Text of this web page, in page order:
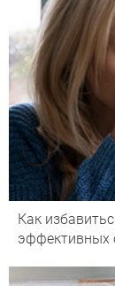
Как
эффективных